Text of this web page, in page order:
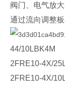
阀门、电气放
通过流向调整
44/10LBK4M
2FRE10-4X/
2FRE10-4X/